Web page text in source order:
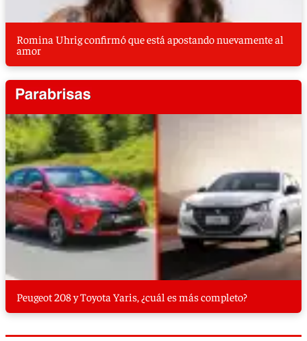
Romina Uhrig confirmó que está apostando nuevamente al
amor
Peugeot 208 y Toyota Yaris, ¿cuál es más completo?